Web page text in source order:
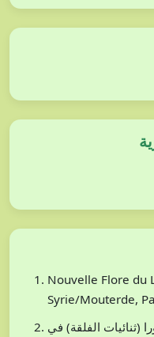
Nouvelle Flore du
Syrie/Mouterde,
(ثنائيات الفلقة) في